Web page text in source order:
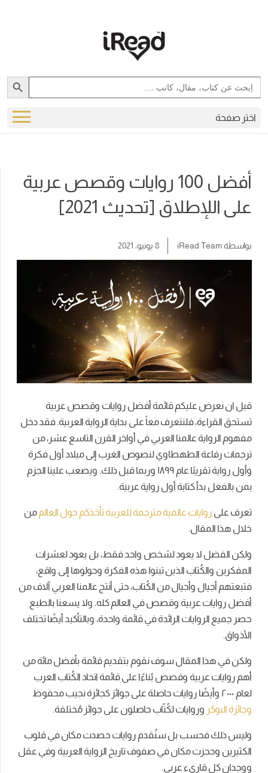
Search
for:
Search Button
اختر صفحة
أفضل 100 روايات وقصص عربية
على اللإطلاق [تحديث 2021]
بواسطةiRead Team 8 يونيو، 2021
قبل ان نعرض عليكم قائمة أفضل روايات وقصص عربية
تستحق القراءة، فلنتعرف معاً على بداية الرواية العربية.فقد دخل
مفهوم الرواية عالمنا العربيفي أواخر القرن التاسع عشر،من
ترجمات رفاعة الطهطاويلنصوص الغرب إلىميلاد أولفكرة
وأول روايةتقريبًا عام وربماقبلذلك. ويصعب علينا الجزم
بمن بالفعل بدأكتابة أول رواية عربية.
تعرف على روايات عالمية مترجمة للعربية تأخذكم حول العالم من
خلال هذا المقال.
ولكن الفضل لا يعودلشخص واحدفقط،بل يعودلعشرات
المفكرين والكُتاب الذينتبنوا هذه الفكرة وحولوها إلى واقع،
فتبعتهم أجيال وأجيالمن الكُتاب،حتى أنتج عالمنا العربي آلافمن
أفضل روايات عربية وقصصفي العالم كله. ولا يسعنا بالطبع
حصر جميع الروايات الرائدةفيقائمة واحدة، وبالتأكيد أيضًاتختلف
الأذواق.
ولكنفي هذا المقالسوف نقوم بتقديم قائمة بأفضل مائةمن
أهم روايات عربية وقصص بُناءًا على قائمة اتحاد الكُتاب العرب
لعام ٢٠٠٠ وأيضًا روايات حاصلة على جوائز كجائزةنجيب محفوظ
وجائزة البوكر وروايات لكُتّاب حاصلون على جوائز مُختلفة.
وليس ذلك فحسب بل سنُقدم روايات حصدتمكانفيقلوب
الكثيرين وحجزتمكانفي صفوفتاريخ الرواية العربية وفي عقل
ووجدانكلقاريء عربي.